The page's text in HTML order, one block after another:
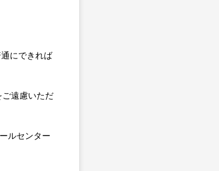
にできれば
遠慮いただ
ルセンター